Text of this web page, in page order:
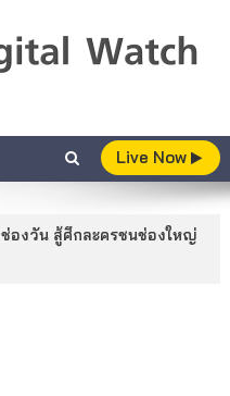
Live Now
ช่องวัน สู้ศึกละครชนช่องใหญ่